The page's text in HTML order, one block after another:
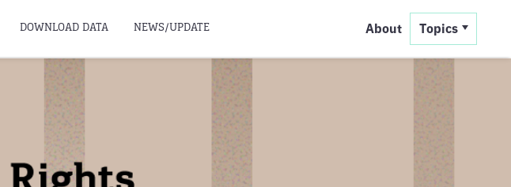
DOWNLOAD DATA NEWS/UPDATE About Topics